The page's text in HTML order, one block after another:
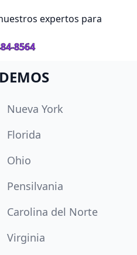
expertos para
8564
Nueva York
Florida
Ohio
Pensilvania
Carolina del Norte
Virginia